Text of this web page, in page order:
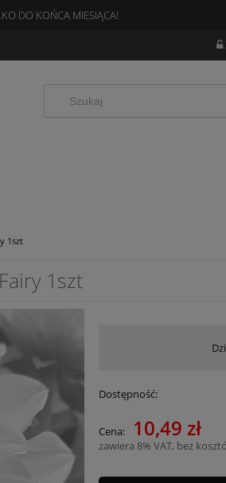
DO KOŃCA MIESIĄCA!
1szt
1szt
Dostępność:
Cena: 10,49 zł
zawiera 8% VAT, bez